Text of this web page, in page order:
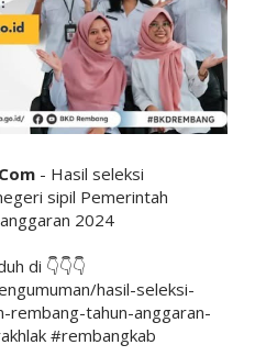
- Hasil seleksi
sipil Pemerintah
2024
di 👇👇👇
hasil-seleksi-
rembang-tahun-anggaran-
#rembangkab